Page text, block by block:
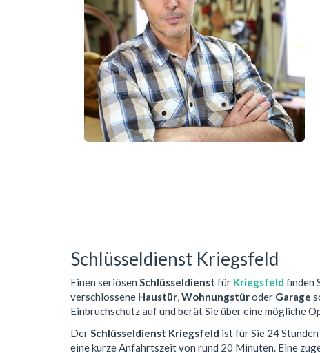
Schlüsseldienst Kriegsfeld
Einen seriösen Schlüsseldienst für Kriegsfeld finden
verschlossene Haustür,Wohnungstüroder Garage
Einbruchschutz auf und berät Sie über eine mögliche
DerSchlüsseldienst Kriegsfeld ist für Sie 24
eine kurze Anfahrtszeit von rund 20 Minuten. Eine